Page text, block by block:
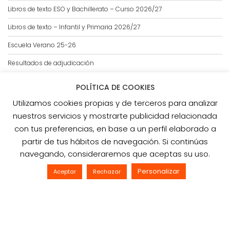
E
E
N
T
R
A
S
Libros de texto ESO y Bachillerato – Curso 2026/27
Libros de texto – Infantil y Primaria 2026/27
Escuela Verano 25-26
Resultados de adjudicación
LOPD
Aviso Legal
Política de cookies
Política de privacidad
POLÍTICA DE COOKIES
Utilizamos cookies propias y de terceros para analizar
nuestros servicios y mostrarte publicidad relacionada
con tus preferencias, en base a un perfil elaborado a
partir de tus hábitos de navegación. Si continúas
navegando, consideraremos que aceptas su uso.
Aceptar Rechazar Personalizar